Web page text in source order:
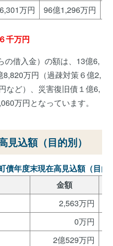
万円 96億1,296万円
千万円
借入金）の額は、13億6,
万円（過疎対策６億2,
など）、災害復旧債１億6,
万円となっています。
見込額（目的別）
債年度末現在高見込額（目的
金額
2,563万円
0万円
2億529万円